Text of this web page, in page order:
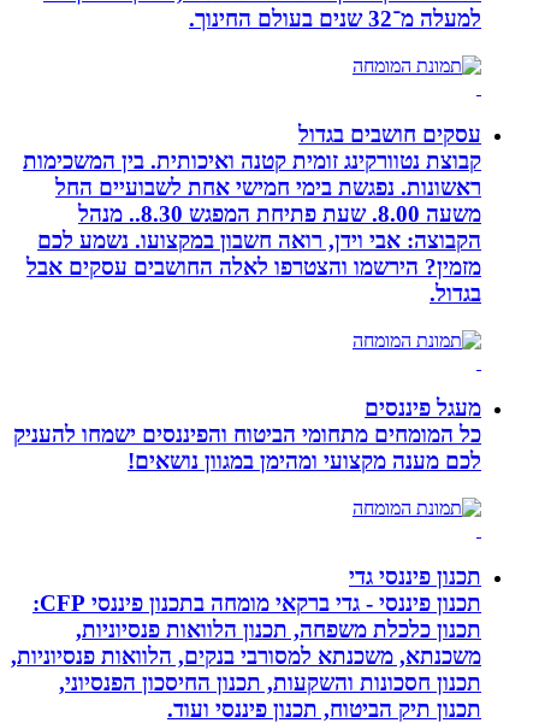
למעלה מ־32 שנים בעולם החינוך.
עסקים חושבים בגדול
קבוצת נטוורקינג זומית קטנה ואיכותית. בין המשכימות
ראשונות. נפגשת בימי חמישי אחת לשבועיים החל
משעה 8.00. שעת פתיחת המפגש 8.30.. מנהל
הקבוצה: אבי וידן, רואה חשבון במקצועו. נשמע לכם
מזמין? הירשמו והצטרפו לאלה החושבים עסקים אבל
בגדול.
מעגל פיננסים
כל המומחים מתחומי הביטוח והפיננסים ישמחו להעניק
לכם מענה מקצועי ומהימן במגוון נושאים!
תכנון פיננסי גדי
תכנון פיננסי - גדי ברקאי מומחה בתכנון פיננסי CFP:
תכנון כלכלת משפחה, תכנון הלוואות פנסיוניות,
משכנתא, משכנתא למסורבי בנקים, הלוואות פנסיוניות,
תכנון חסכונות והשקעות, תכנון החיסכון הפנסיוני,
תכנון תיק הביטוח, תכנון פיננסי ועוד.